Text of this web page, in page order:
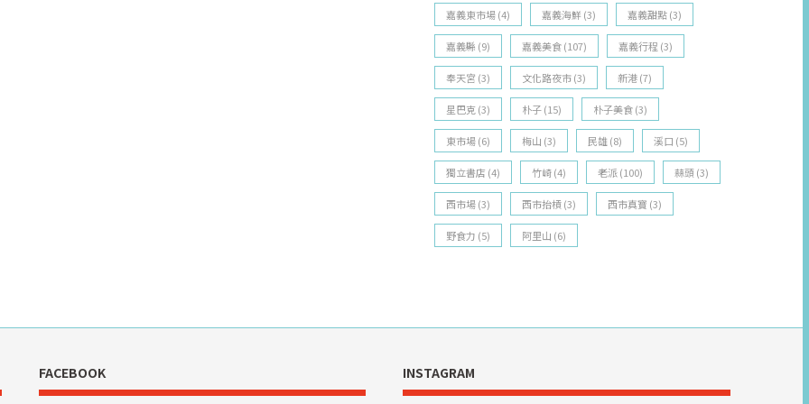
嘉義東市場(4) 嘉義海鮮(3) 嘉義甜點(3)
嘉義縣 (9) 嘉義美食(107) 嘉義行程 (3)
奉天宮 (3) 文化路夜市(3) 新港(7)
星巴克(3) 朴子(15) 朴子美食(3)
東市場(6) 梅山 (3) 民雄(8) 溪口 (5)
獨立書店 (4) 竹崎(4) 老派(100) 蒜頭(3)
西市場(3) 西市抬槓(3) 西市真寶 (3)
野食力 (5) 阿里山 (6)
FACEBOOK INSTAGRAM